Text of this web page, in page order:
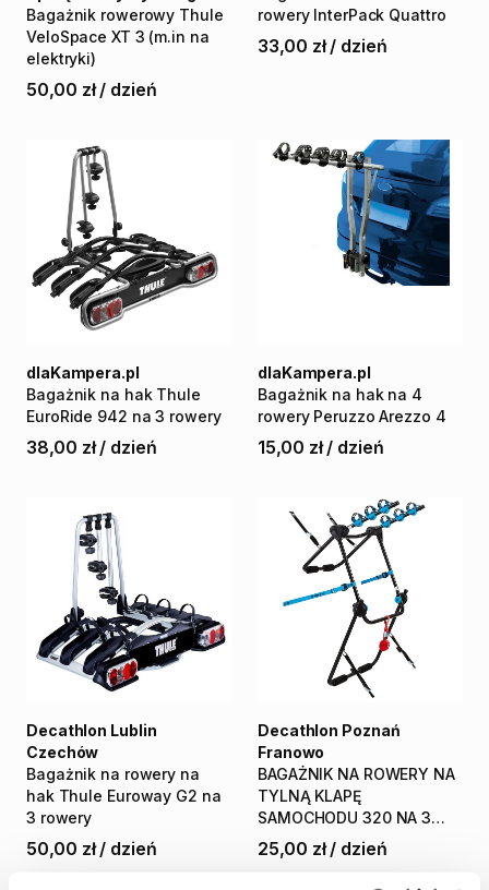
Bagażnik rowerowy Thule
VeloSpace XT 3 (m.in na
elektryki)
50,00 zł / dzień
rowery InterPack Quattro
33,00 zł / dzień
Bagażnik na hak Thule
EuroRide 942 na 3 rowery
dlaKampera.pl
38,00 zł / dzień
Bagażnik na hak na 4
rowery Peruzzo Arezzo 4
dlaKampera.pl
15,00 zł / dzień
Bagażnik na rowery na
hak Thule Euroway G2 na
3 rowery
Decathlon Lublin
Czechów
50,00 zł / dzień
BAGAŻNIK NA ROWERY NA
TYLNĄ KLAPĘ
SAMOCHODU 320 NA 3
ROWERY
Decathlon Poznań
Franowo
25,00 zł / dzień